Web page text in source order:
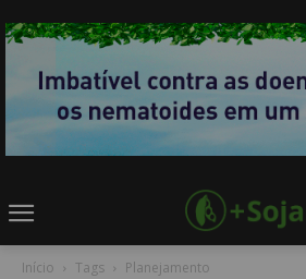
Início Tags Planejamento